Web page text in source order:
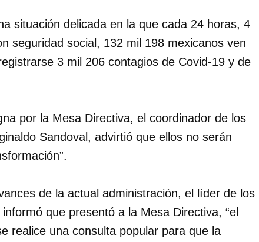
situación delicada en la que cada 24 horas, 4
seguridad social, 132 mil 198 mexicanos ven
3 mil 206 contagios de Covid-19 y de
por la Mesa Directiva, el coordinador de los
Sandoval, advirtió que ellos no serán
de la actual administración, el líder de los
que presentó a la Mesa Directiva, “el
realice una consulta popular para que la